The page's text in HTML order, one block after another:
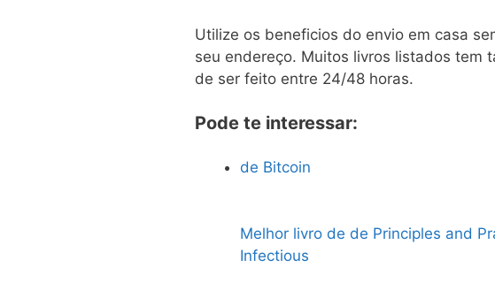
Utilize os beneficios do envio em casa
seu endereço. Muitos livros listados tem
de ser feito entre 24/48 horas.
Pode te interessar:
de Bitcoin
Melhor livro de de Principles and
Infectious